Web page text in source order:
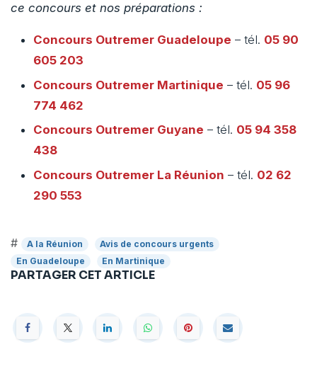
ce concours et nos préparations :
Concours Outremer Guadeloupe – tél. 05 90
605 203
Concours Outremer Martinique – tél. 05 96
774 462
Concours Outremer Guyane – tél. 05 94 358
438
Concours Outremer La Réunion – tél. 02 62
290 553
# A la Réunion
Avis de concours urgents
En Guadeloupe
En Martinique
PARTAGER CET ARTICLE